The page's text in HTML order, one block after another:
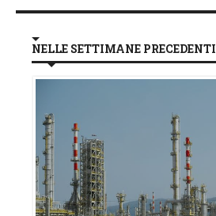
NELLE SETTIMANE PRECEDENTI